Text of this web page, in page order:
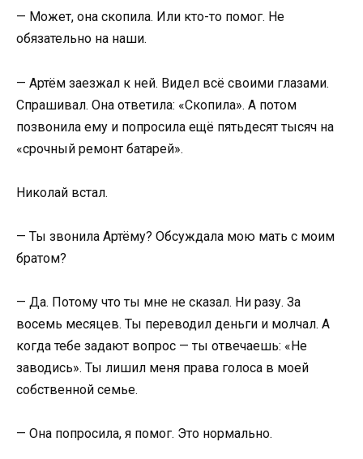
— Может, она скопила. Или кто-то помог. Не
обязательно на наши.
— Артём заезжал к ней. Видел всё своими глазами.
Спрашивал. Она ответила: «Скопила». А потом
позвонила ему и попросила ещё пятьдесят тысяч на
«срочный ремонт батарей».
Николай встал.
— Ты звонила Артёму? Обсуждала мою мать с моим
братом?
— Да. Потому что ты мне не сказал. Ни разу. За
восемь месяцев. Ты переводил деньги и молчал. А
когда тебе задают вопрос — ты отвечаешь: «Не
заводись». Ты лишил меня права голоса в моей
собственной семье.
— Она попросила, я помог. Это нормально.